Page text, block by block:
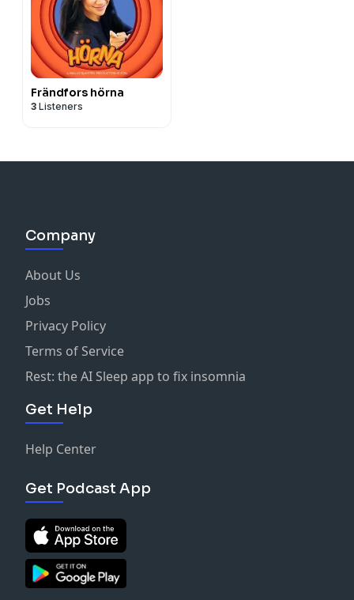
Frändfors hörna
3 Listeners
Company
About Us
Jobs
Privacy Policy
Terms of Service
Rest: the AI Sleep app to fix insomnia
Get Help
Help Center
Get Podcast App